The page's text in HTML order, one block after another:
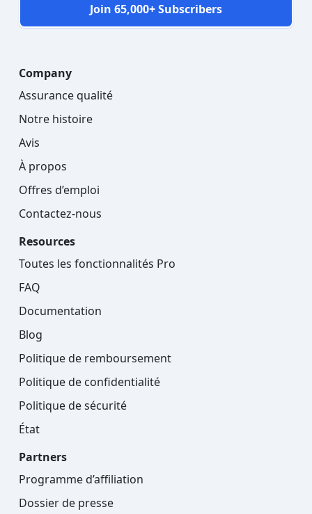
Join 65,000+ Subscribers
Company
Assurance qualité
Notre histoire
Avis
À propos
Offres d’emploi
Contactez-nous
Resources
Toutes les fonctionnalités Pro
FAQ
Documentation
Blog
Politique de remboursement
Politique de confidentialité
Politique de sécurité
État
Partners
Programme d’affiliation
Dossier de presse